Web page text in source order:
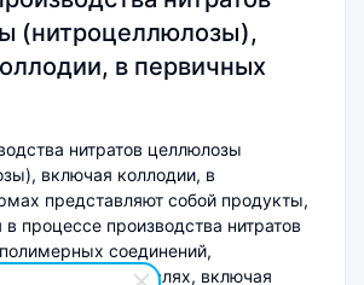
(нитроцеллюлозы),
в первичных
нитратов целлюлозы
включая коллодии, в
представляют собой продукты,
процессе производства нитратов
соединений,
различных отраслях, включая